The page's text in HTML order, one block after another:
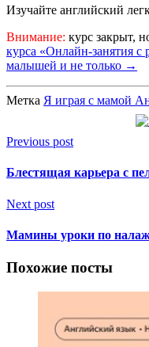
Изучайте английский
Внимание: курс закрыт,
курса «Онлайн-занятия с
малышей и не только →
Метка Я играя с мамой
Previous post
Блестящая карьера с
Next post
Мамины уроки по
Похожие посты